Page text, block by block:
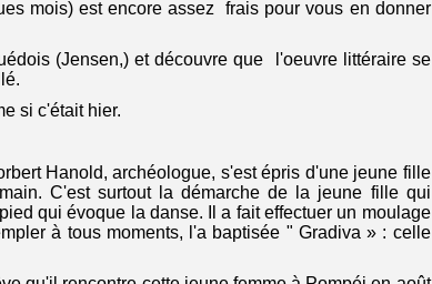
mois) est encore assez frais pour vous en donner
(Jensen,) et découvre que l'oeuvre littéraire se
si c'était hier.
Hanold, archéologue, s'est épris d'une jeune fille
C'est surtout la démarche de la jeune fille qui
qui évoque la danse. Il a fait effectuer un moulage
à tous moments, l'a baptisée " Gradiva » : celle